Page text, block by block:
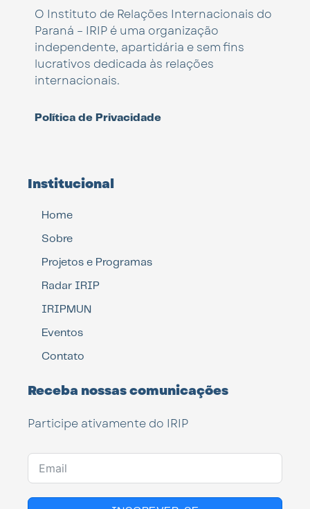
O Instituto de Relações Internacionais do
Paraná – IRIP é uma organização
independente, apartidária e sem fins
lucrativos dedicada às relações
internacionais.
Política de Privacidade
Institucional
Home
Sobre
Projetos e Programas
Radar IRIP
IRIPMUN
Eventos
Contato
Receba nossas comunicações
Participe ativamente do IRIP